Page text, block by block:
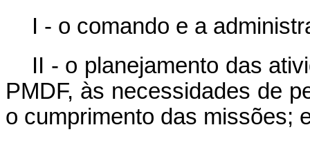
I - o comando e a
II - o planejamento das
PMDF, às necessidades de
o cumprimento das missões;